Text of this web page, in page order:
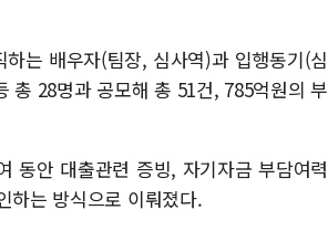
는 배우자(팀장, 심사역)과 입행동기(심
총 28명과 공모해 총 51건, 785억원의 부
동안 대출관련 증빙, 자기자금 부담여력
하는 방식으로 이뤄졌다.